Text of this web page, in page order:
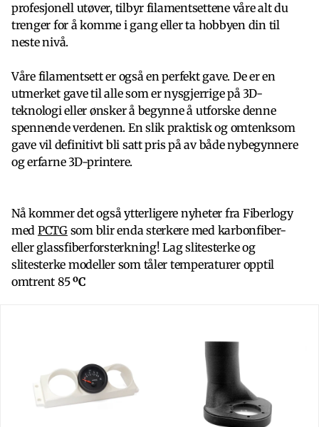
profesjonell utøver, tilbyr filamentsettene våre alt du
trenger for å komme i gang eller ta hobbyen din til
neste nivå.
Våre filamentsett er også en perfekt gave. De er en
utmerket gave til alle som er nysgjerrige på 3D-
teknologi eller ønsker å begynne å utforske denne
spennende verdenen. En slik praktisk og omtenksom
gave vil definitivt bli satt pris på av både nybegynnere
og erfarne 3D-printere.
Nå kommer det også ytterligere nyheter fra Fiberlogy
med PCTGsom blir enda sterkere med karbonfiber-
eller glassfiberforsterkning! Lag slitesterke og
slitesterke modeller som tåler temperaturer opptil
omtrent 85ºC